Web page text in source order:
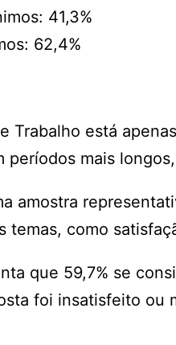
41,3%
62,4%
Trabalho está
períodos mais
amostra
temas, como
que 59,7% se
foi insatisfeito ou